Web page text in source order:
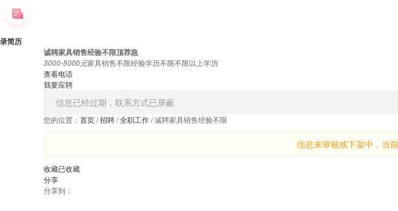
录简历
诚聘家具销售经验不限顶荐急
3000-5000元家具销售不限经验学历不限不限以上学历
查看电话
我要应聘
信息已经过期，联系方式已屏蔽
您的位置： 首页/招聘/全职工作/诚聘家具销售经验不限
信息未审核或下架中，当
收藏已收藏
分享
分享到：